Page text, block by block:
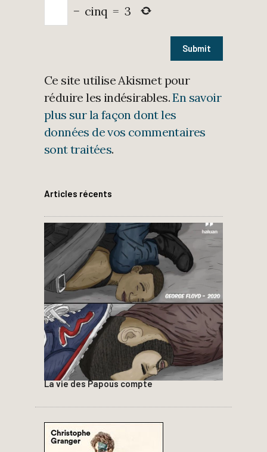
− cinq = 3
Ce site utilise Akismet pour
réduire les indésirables.En savoir
plus sur la façon dont les
données de vos commentaires
sont traitées.
Articles récents
La vie des Papous compte